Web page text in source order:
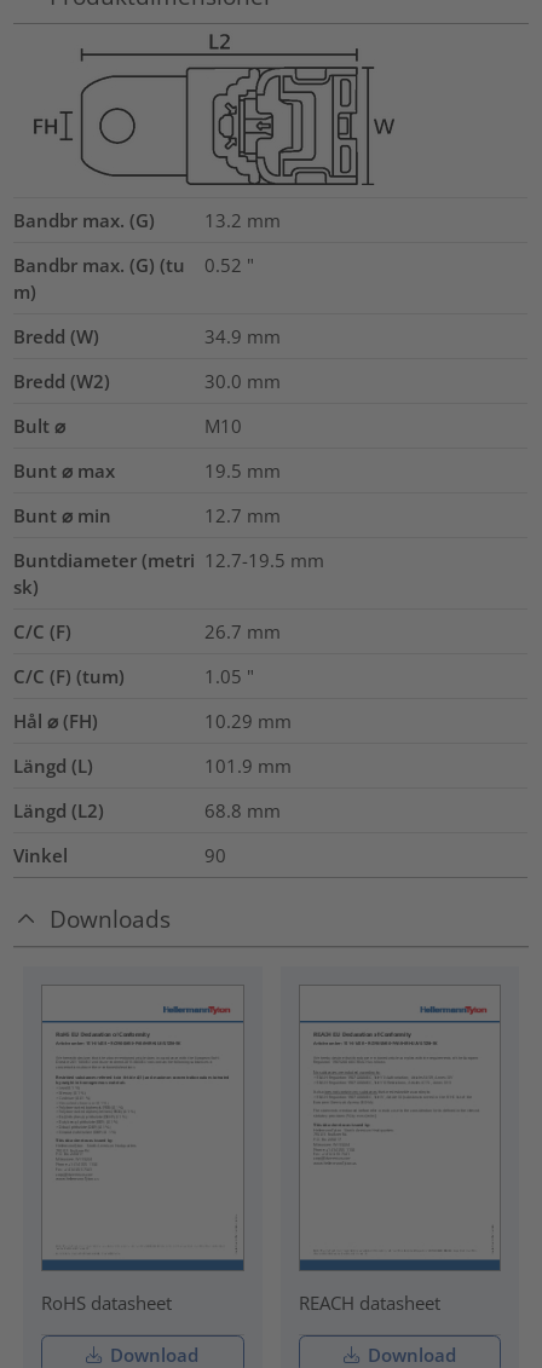
Bandbr max. (G) 13.2 mm
Bandbr max. (G) (tu
m)
0.52 "
Bredd (W) 34.9 mm
Bredd (W2)
30.0 mm
Bult ⌀
M10
Bunt ⌀ max
19.5 mm
Bunt ⌀ min
12.7 mm
Buntdiameter (metri
sk)
12.7-19.5 mm
C/C (F) 26.7 mm
C/C (F) (tum)
1.05 "
Hål ⌀ (FH)
10.29 mm
Längd (L)
101.9 mm
Längd (L2)
68.8 mm
Vinkel
90
Downloads
RoHS datasheet
Download
REACH datasheet
Download